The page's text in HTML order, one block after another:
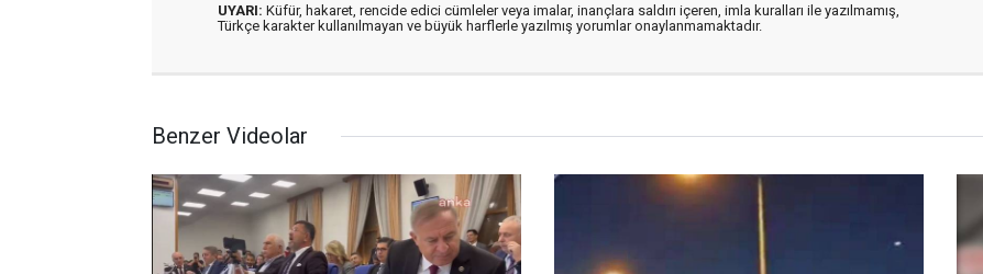
UYARI: Küfür, hakaret, rencide edici cümleler veya imalar, inançlara saldırı içeren, imla kuralları ile yazılmamış,
Türkçe karakter kullanılmayan ve büyük harflerle yazılmış yorumlar onaylanmamaktadır.
Benzer Videolar